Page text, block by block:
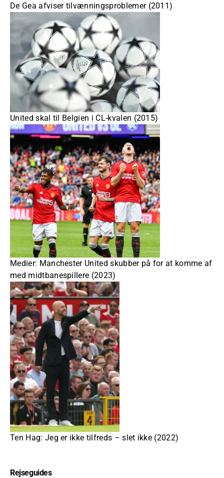
De Gea afviser tilvænningsproblemer (2011)
United skal til Belgien i CL-kvalen (2015)
Medier: Manchester United skubber på for at komme af
med midtbanespillere (2023)
Ten Hag: Jeg er ikke tilfreds – slet ikke (2022)
Rejseguides